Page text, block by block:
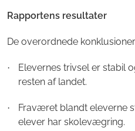
Rapportens resultater
De overordnede
·
Elevernes trivsel er stabil
resten af landet.
·
Fraværet blandt eleverne
elever har skolevægring.